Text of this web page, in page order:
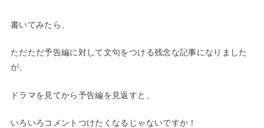
書いてみたら、
ただただ予告編に対して文句をつける残念な記事になりました
が、
ドラマを見てから予告編を見返すと、
いろいろコメントつけたくなるじゃないですか！